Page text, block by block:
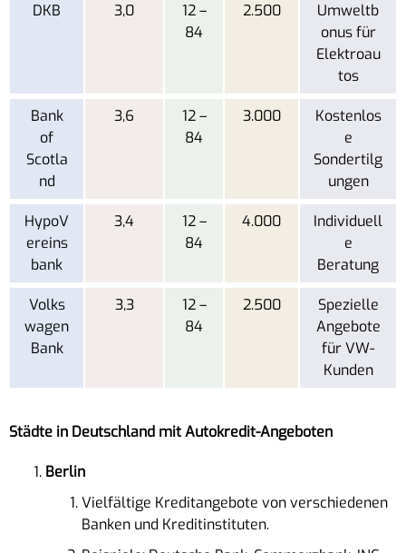
DKB 3,0
12 –
84
2.500
Umweltb
onus für
Elektroau
tos
Bank
of
Scotla
nd
3,6
12 –
84
3.000
Kostenlos
e
Sondertilg
ungen
HypoV
ereins
bank
3,4
12 –
84
4.000
Individuell
e
Beratung
Volks
wagen
Bank
3,3
12 –
84
2.500
Spezielle
Angebote
für VW-
Kunden
Städte in Deutschland mit Autokredit-Angeboten
Berlin
Vielfältige Kreditangebote von verschiedenen
Banken und Kreditinstituten.